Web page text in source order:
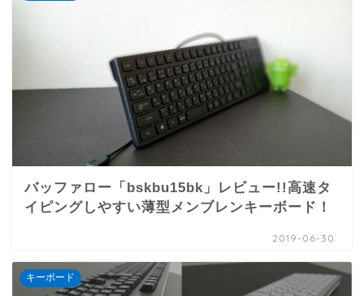
バッファロー「bskbu15bk」レビュー!!高速タ
イピングしやすい薄型メンブレンキーボード！
2019-06-30
キーボード